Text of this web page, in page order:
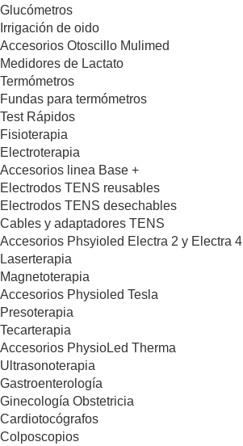
Glucómetros
Irrigación de oido
Accesorios Otoscillo Mulimed
Medidores de Lactato
Termómetros
Fundas para termómetros
Test Rápidos
Fisioterapia
Electroterapia
Accesorios linea Base +
Electrodos TENS reusables
Electrodos TENS desechables
Cables y adaptadores TENS
Accesorios Phsyioled Electra 2 y Electra 4
Laserterapia
Magnetoterapia
Accesorios Physioled Tesla
Presoterapia
Tecarterapia
Accesorios PhysioLed Therma
Ultrasonoterapia
Gastroenterología
Ginecología Obstetricia
Cardiotocógrafos
Colposcopios